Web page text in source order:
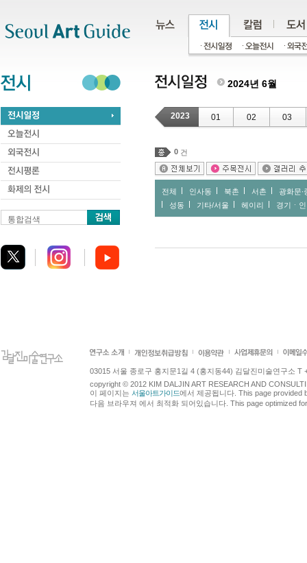
통합검색
2024년 6월
2023 01 02 03
0 건
전체 인사동 북촌 서촌
광화문∙
성동
기타/서울 헤이리 경기ㆍ
03015 서울 종로구 홍지문1길 4 (홍지동44) 김달진미술연구소 T
copyright © 2012 KIM DALJIN ART RESEARCH AND
이 페이지는 서울아트가이드에서 제공됩니다. This page provided
다음 브라우져 에서 최적화 되어있습니다. This page optimized